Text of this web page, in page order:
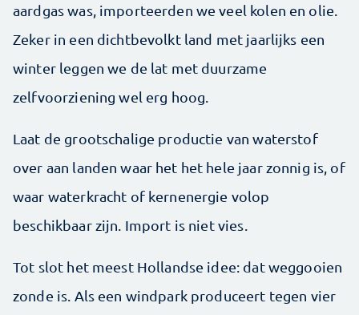
aardgas was, importeerden we veel kolen en olie.
Zeker in een dichtbevolkt land met jaarlijks een
winter leggen we de lat met duurzame
zelfvoorziening wel erg hoog.
Laat de grootschalige productie van waterstof
over aan landen waar het het hele jaar zonnig is, of
waar waterkracht of kernenergie volop
beschikbaar zijn. Import is niet vies.
Tot slot het meest Hollandse idee: dat weggooien
zonde is. Als een windpark produceert tegen vier